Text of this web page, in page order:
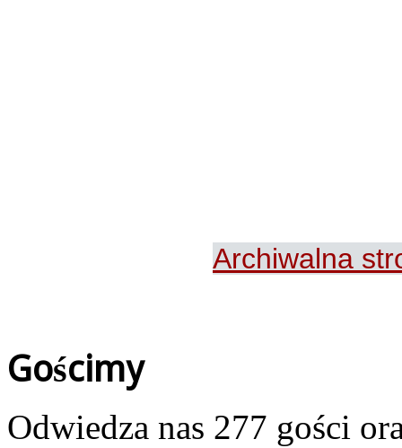
Archiwalna
Gościmy
Odwiedza nas 277 gości